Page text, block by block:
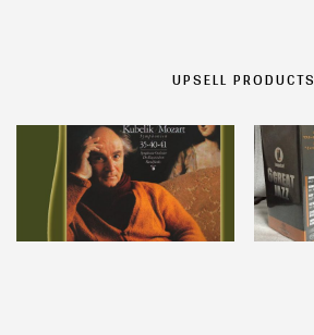
UPSELL PRODUCTS